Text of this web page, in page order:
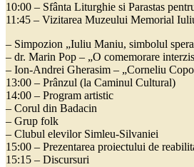
10:00 – Sfânta Liturghie si Parastas
11:45 – Vizitarea Muzeului Memorial
– Simpozion „Iuliu Maniu, simbolul
– dr. Marin Pop – „O comemorare
– Ion-Andrei Gherasim – „Corneliu
13:00 – Prânzul (la Caminul Cultural)
14:00 – Program artistic
– Corul din Badacin
– Grup folk
– Clubul elevilor Simleu-Silvaniei
15:00 – Prezentarea proiectului de
15:15 – Discursuri